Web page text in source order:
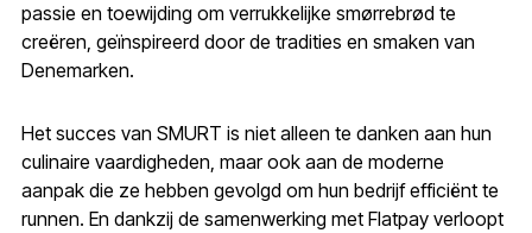
passie en toewijding om verrukkelijke smørrebrød te
creëren, geïnspireerd door de tradities en smaken van
Denemarken.
Het succes van SMURT is niet alleen te danken aan hun
culinaire vaardigheden, maar ook aan de moderne
aanpak die ze hebben gevolgd om hun bedrijf efficiënt te
runnen. En dankzij de samenwerking met Flatpay verloopt